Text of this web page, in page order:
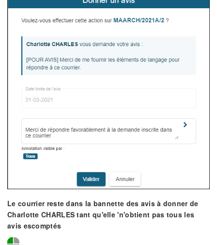
Le courrier reste dans la bannette des avis à donner de
Charlotte CHARLES tant qu'elle 'n'obtient pas tous les
avis escomptés